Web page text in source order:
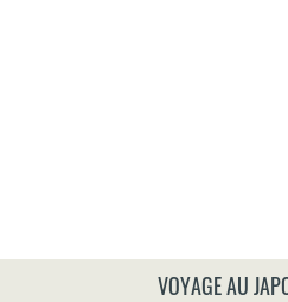
VOYAGE AU